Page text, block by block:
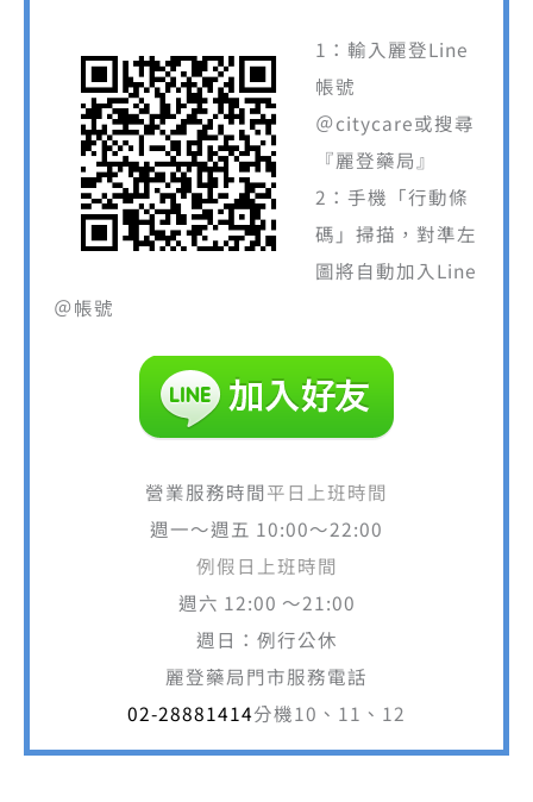
1：輸入麗登Line
帳號
＠citycare或搜尋
『麗登藥局』
2：手機「行動條
碼」掃描，對準左
圖將自動加入Line
＠帳號
營業服務時間平日上班時間
週一～週五 10:00～22:00
例假日上班時間
週六 12:00 ～21:00
週日：例行公休
麗登藥局門市服務電話
02-28881414分機10、11、12